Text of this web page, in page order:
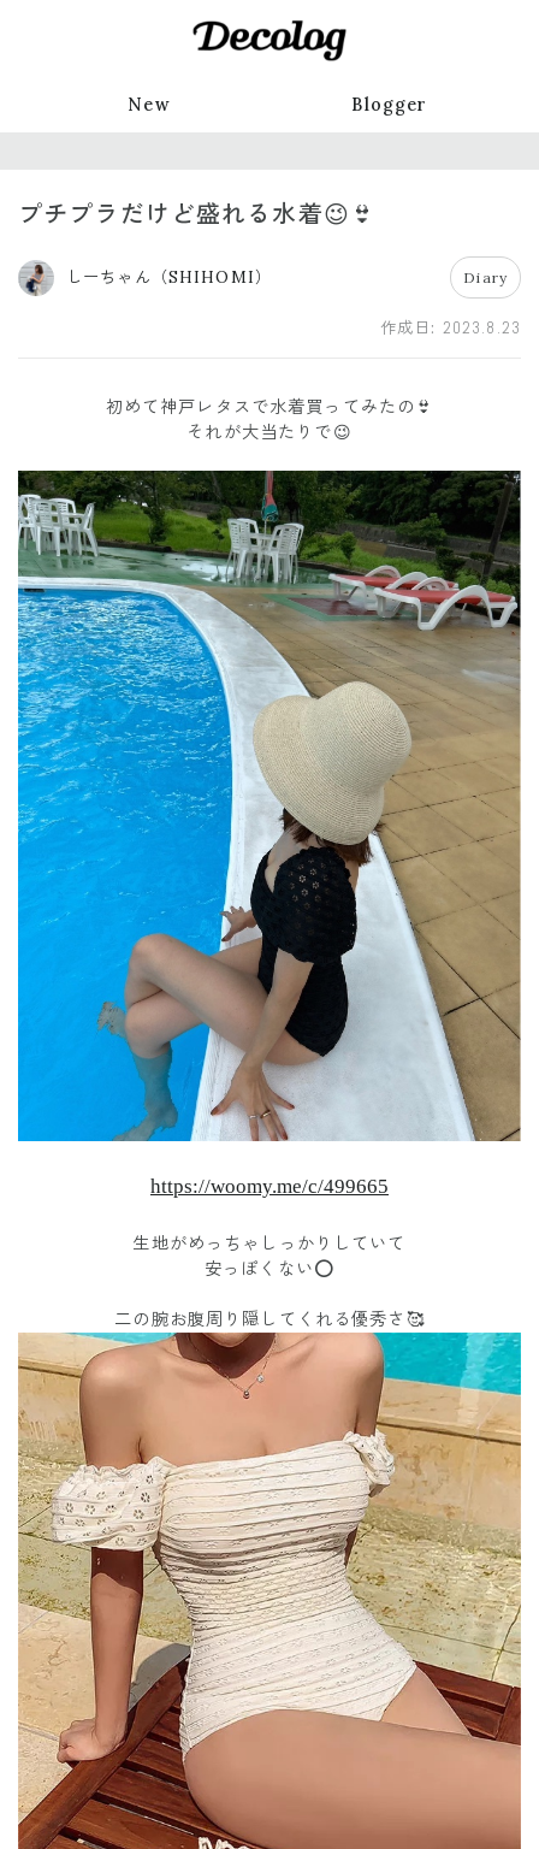
New Blogger
プチプラだけど盛れる水着😉👙
しーちゃん（SHIHOMI） Diary
作成日: 2023.8.23
初めて神戸レタスで水着買ってみたの👙
それが大当たりで😉
https://woomy.me/c/499665
生地がめっちゃしっかりしていて
安っぽくない⭕️
二の腕お腹周り隠してくれる優秀さ🥰